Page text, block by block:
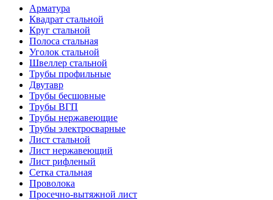
Арматура
Квадрат стальной
Круг стальной
Полоса стальная
Уголок стальной
Швеллер стальной
Трубы профильные
Двутавр
Трубы бесшовные
Трубы ВГП
Трубы нержавеющие
Трубы электросварные
Лист стальной
Лист нержавеющий
Лист рифленый
Сетка стальная
Проволока
Просечно-вытяжной лист